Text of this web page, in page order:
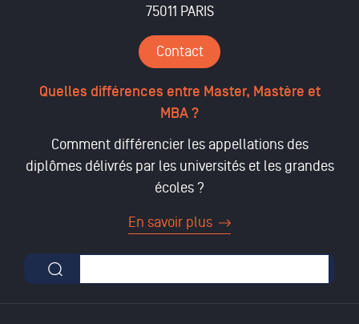
75011 PARIS
Contact
Quelles différences entre Master, Mastère et
MBA ?
Comment différencier les appellations des
diplômes délivrés par les universités et les grandes
écoles ?
En savoir plus
Formulaire de recherche